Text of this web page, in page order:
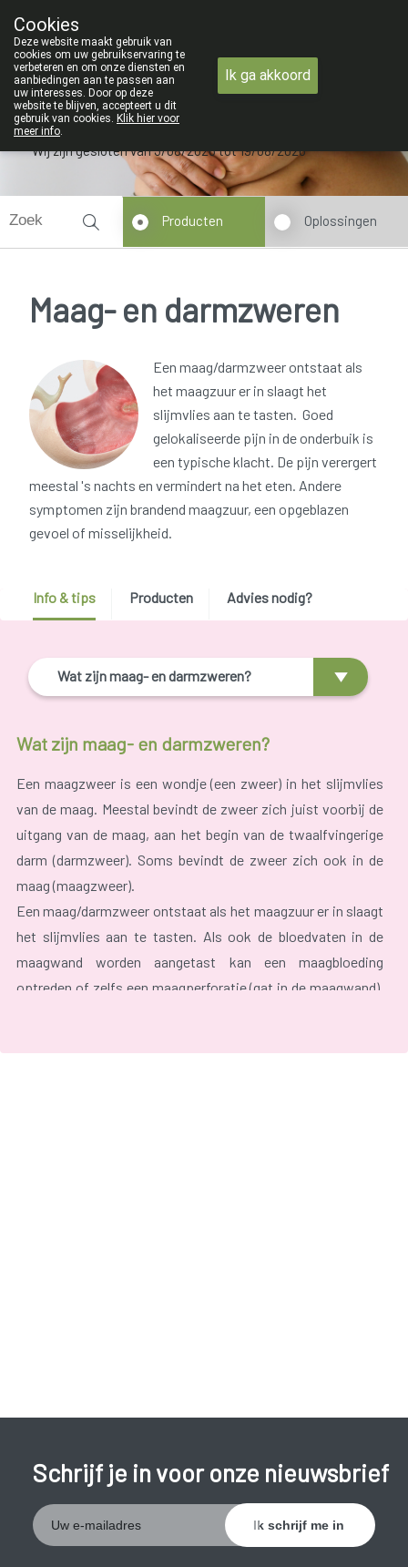
09 228 32 36
Wij zijn gesloten van 3/08/2026 tot 19/08/2026
Producten Oplossingen
Maag- en darmzweren
Een maag/darmzweer ontstaat als
het maagzuur er in slaagt het
slijmvlies aan te tasten. Goed
gelokaliseerde pijn in de onderbuik is
een typische klacht. De pijn verergert
meestal 's nachts en vermindert na het eten. Andere
symptomen zijn brandend maagzuur, een opgeblazen
gevoel of misselijkheid.
Info & tips Producten Advies nodig?
Wat zijn maag- en darmzweren?
Wat zijn maag- en darmzweren?
Een maagzweer is een wondje (een zweer) in het slijmvlies
van de maag. Meestal bevindt de zweer zich juist voorbij de
uitgang van de maag, aan het begin van de twaalfvingerige
darm (darmzweer). Soms bevindt de zweer zich ook in de
maag (maagzweer).
Een maag/darmzweer ontstaat als het maagzuur er in slaagt
het slijmvlies aan te tasten. Als ook de bloedvaten in de
maagwand worden aangetast kan een maagbloeding
optreden of zelfs een maagperforatie (gat in de maagwand).
Schrijf je in voor onze nieuwsbrief
Cookies
Deze website maakt gebruik van
cookies om uw gebruikservaring te
verbeteren en om onze diensten en
aanbiedingen aan te passen aan
uw interesses. Door op deze
website te blijven, accepteert u dit
gebruik van cookies. Klik hier voor
meer info.
Ik ga akkoord